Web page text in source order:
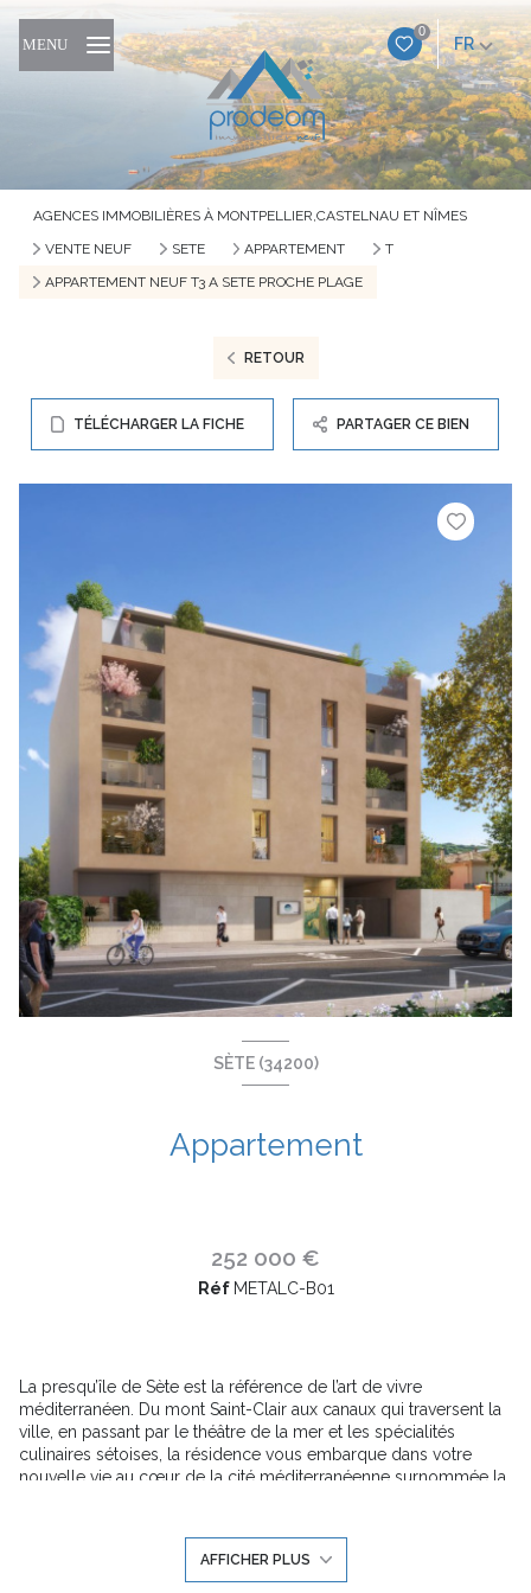
0
FR
MENU
AGENCES IMMOBILIÈRES À MONTPELLIER,CASTELNAU ET NÎMES
VENTE NEUF
SETE APPARTEMENT
T
APPARTEMENT NEUF T3 A SETE PROCHE PLAGE
RETOUR
TÉLÉCHARGER LA FICHE PARTAGER CE BIEN
SÈTE (34200)
Appartement
252 000 €
Réf METALC-B01
La presqu’île de Sète est la référence de l’art de vivre
méditerranéen. Du mont Saint-Clair aux canaux qui traversent la
ville, en passant par le théâtre de la mer et les spécialités
culinaires sétoises, la résidence vous embarque dans votre
nouvelle vie au cœur de la cité méditerranéenne surnommée la
de l’autre, la localisation d’exception de la résidence met en
évidence que les traditions et les racines maritimes sont
AFFICHER PLUS